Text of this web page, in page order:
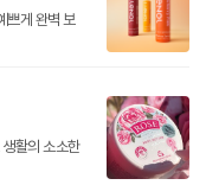
쁘게 완벽 보
활의 소소한